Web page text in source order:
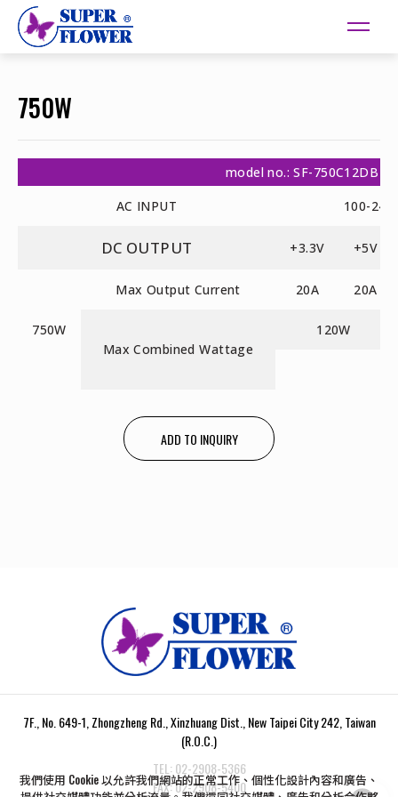
750W
model no.: SF-750C12DB
AC INPUT
100-
DC OUTPUT +3.3V +5V
750W
Max Output Current 20A 20A
Max Combined Wattage
120W
ADD TO INQUIRY
7F., No. 649-1, Zhongzheng Rd., Xinzhuang Dist., New Taipei City 242, Taiwan
(R.O.C.)
TEL: 02-2908-5366
FAX:02-2908-5400
我們使用 Cookie 以允許我們網站的正常工作、個性化設計內容和廣告、